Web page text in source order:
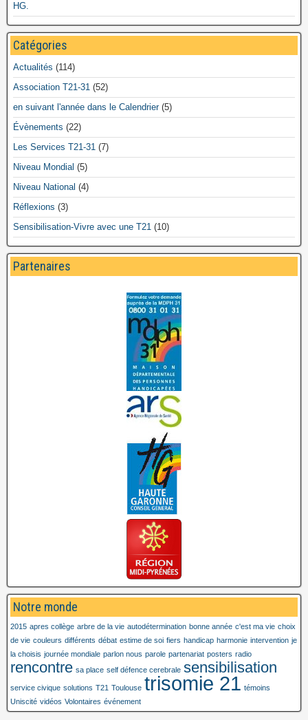
HG.
Catégories
Actualités (114)
Association T21-31 (52)
en suivant l'année dans le Calendrier(5)
Évènements (22)
Les Services T21-31 (7)
Niveau Mondial (5)
Niveau National (4)
Réflexions (3)
Sensibilisation-Vivre avec une T21 (10)
Partenaires
Notre monde
2015 apres collège arbre de la vie autodétermination bonne année c'est ma vie choix
de vie couleurs différents débat estime de soi fiers handicap harmonie intervention je
la choisis journée mondiale parlon nous parole partenariat posters radio
rencontre sa place self défence cerebrale sensibilisation
service civique solutions T21 Toulouse trisomie 21 témoins
Uniscité vidéos Volontaires événement